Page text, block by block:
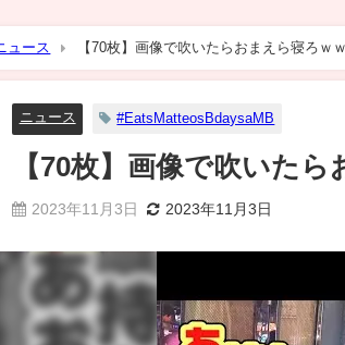
ュース 【70枚】画像で吹いたらおまえら寝ろｗ
ニュース #EatsMatteosBdaysaMB
【70枚】画像で吹いた
2023年11月3日 2023年11月3日